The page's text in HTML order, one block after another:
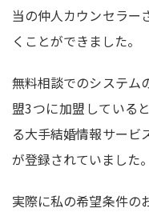
当の仲人カウンセラー
くことができました。
無料相談でのシステム
盟3つに加盟している
る大手結婚情報サービ
が登録されていました。
実際に私の希望条件の